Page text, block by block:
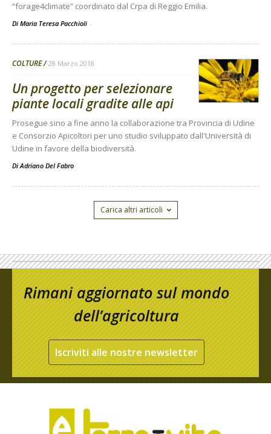
“forage4climate” coordinato dal Crpa di Reggio Emilia.
Di Maria Teresa Pacchioli -
COLTURE 28 Marzo 2018
Un progetto per selezionare
piante locali gradite alle api
Prosegue sino a fine anno la collaborazione tra Provincia di Udine
e Consorzio Apicoltori per uno studio sviluppato dall'Università di
Udine in favore della biodiversità.
DiAdriano Del Fabro
Carica altri articoli
Rimani aggiornato sul mondo
dell’agricoltura
Iscriviti alle nostre newsletter